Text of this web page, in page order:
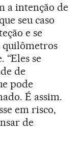
a intenção de
seu caso
e se
quilômetros
se
de
pode
É assim.
em risco,
de